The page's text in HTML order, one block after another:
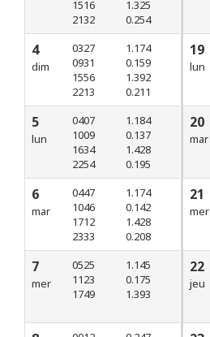
1516
2132
1.325
0.254
4
dim
0327
0931
1556
2213
1.174
0.159
1.392
0.211
5
lun
0407
1009
1634
2254
1.184
0.137
1.428
0.195
6
mar
0447
1046
1712
2333
1.174
0.142
1.428
0.208
7
mer
0525
1123
1749
1.145
0.175
1.393
19
lun
20
mar
21
mer
22
jeu